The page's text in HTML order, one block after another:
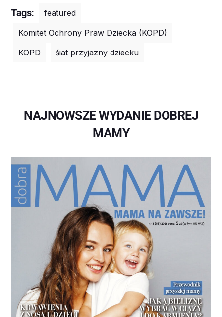
Tags:
featured
Komitet Ochrony Praw Dziecka (KOPD)
KOPD
śiat przyjazny dziecku
NAJNOWSZE WYDANIE DOBREJ
MAMY